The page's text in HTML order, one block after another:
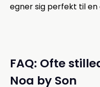
egner sig perfekt til en
FAQ: Ofte
Noa by Son